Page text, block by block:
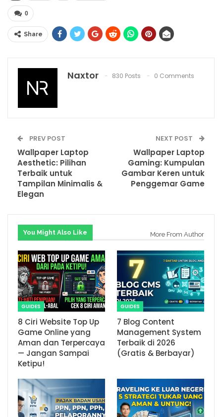
0
Share
Naxtor 830 Posts 0 Comments
PREV POST
Wallpaper Laptop
Aesthetic: Pilihan
Terbaik untuk
Tampilan Minimalis &
Elegan
NEXT POST
Wallpaper Laptop
Gaming: Kumpulan
Gambar Keren untuk
Penggemar Game
You Might Also Like More From Author
GUIDES
8 Ciri Website Top Up
Game Online yang
Aman dan Terpercaya
— Jangan Sampai
Ketipu!
GUIDES
7 Blog Content
Management System
Terbaik di 2026
(Gratis & Berbayar)